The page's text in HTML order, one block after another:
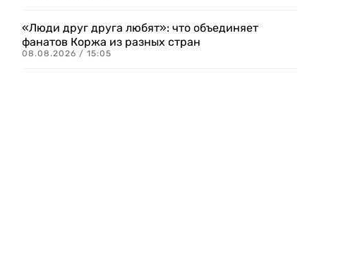
«Люди друг друга любят»: что объединяет
фанатов Коржа из разных стран
08.08.2026 / 15:05